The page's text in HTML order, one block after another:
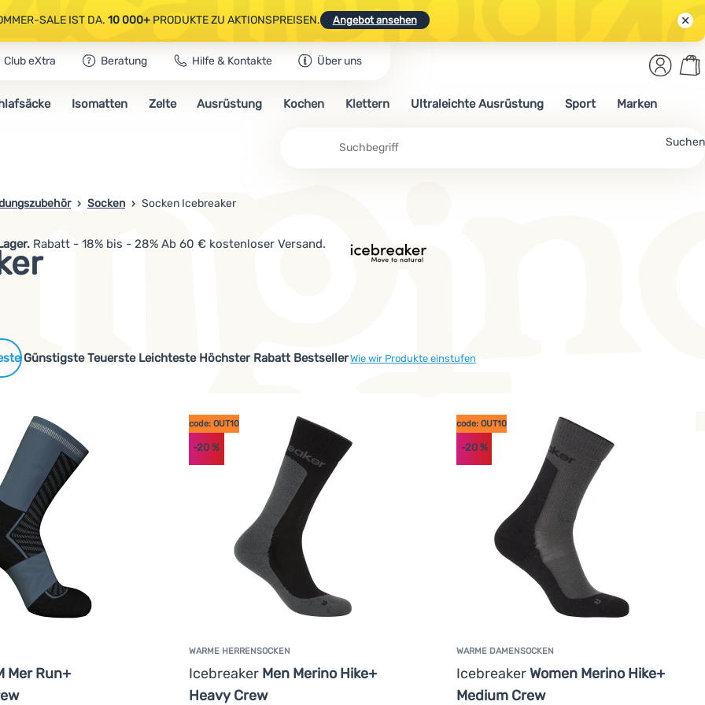
SALE IST DA. 10 000+PRODUKTE ZU AKTIONSPREISEN. Angebot ansehen
CAMPING- & WANDERAUSRÜSTUNG.CODE OUT10 NUTZEN.
SALE IST DA.10 000+PRODUKTE ZU AKTIONSPREISEN. Angebot ansehen
Club eXtra Beratung Hilfe & Kontakte Über uns
Suchen
Anmelden
Isomatten Zelte Ausrüstung Kochen Klettern Ultraleichte Ausrüstung Sport Marken
Socken Socken Icebreaker
Rabatt - 18% bis - 28% Ab 60 € kostenloser Versand.
Günstigste Teuerste Leichteste Höchster Rabatt BestsellerWie wir Produkte einstufen
Produkte
oder recycelten Materialien hergestellt werden oder sind so konzipiert, dass ihre Lebensdauer maximal verlängert
Mer Run+
WARME HERRENSOCKEN
Icebreaker Men Merino Hike+
Heavy Crew
code: OUT10
-20 %
WARME DAMENSOCKEN
IcebreakerWomen Merino Hike+
Medium Crew
code: OUT10
-20%